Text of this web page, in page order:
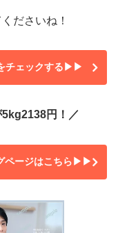
ださいね！
チェックする▶▶
円！／
ページはこちら▶▶